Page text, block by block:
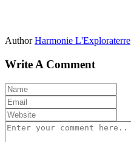
Author Harmonie L'Exploraterre
Write A Comment